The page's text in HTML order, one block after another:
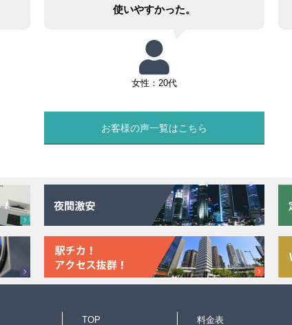
使いやすかった。
女性：20代
お客様の声一覧はこちら
TOP 料金表